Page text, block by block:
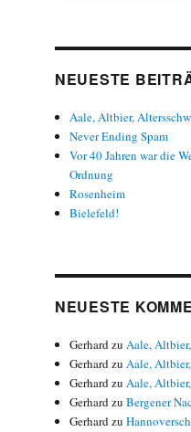
NEUESTE
Aale, Altbier,
Never Ending Spam
Vor 40 Jahren war die
Ordnung
Rosenheim
Bielefeld!
NEUESTE
GerhardzuAale,
GerhardzuAale,
GerhardzuAale,
GerhardzuBergener
Gerhardzu